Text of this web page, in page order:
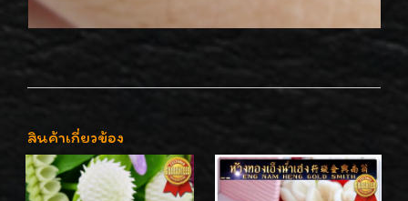
สินค้าเกี่ยวข้อง